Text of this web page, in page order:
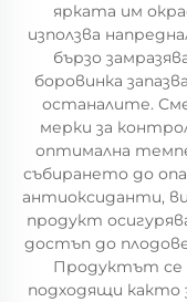
ярката им
използва
бързо
боровинка
останалите.
мерки за
оптимална
събирането до
антиоксиданти,
продукт
достъп до
Продуктът се
подходящи както